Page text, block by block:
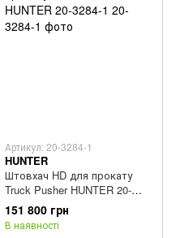
Артикул: 20-3284-1
HUNTER
Штовхач HD для прокату
Truck Pusher HUNTER 20-
3284-1
151 800 грн
В наявності